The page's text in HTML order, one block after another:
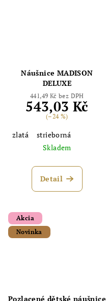
Náušnice MADISON
DELUXE
441,49 Kč bez DPH
543,03 Kč
(–24 %)
zlatá
strieborná
Skladem
Detail
Akcia
Novinka
Pozlacené dětské náušnice